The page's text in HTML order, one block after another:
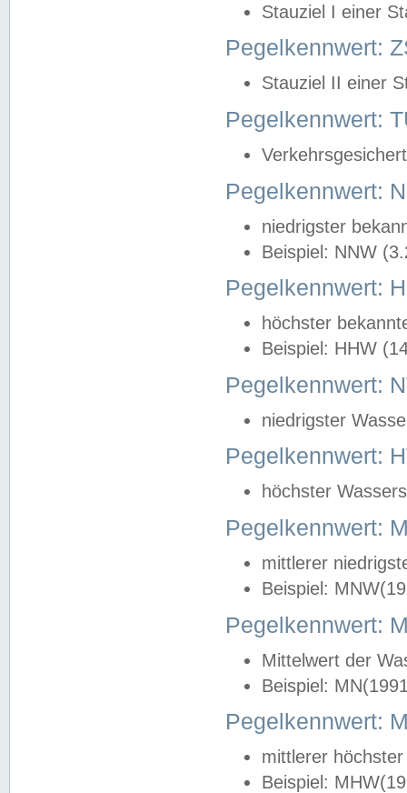
Stauziel I einer
Pegelkennwert:
Stauziel II einer
Pegelkennwert:
Pegelkennwert:
niedrigster
Beispiel: NNW
Pegelkennwert:
höchster
Beispiel: HHW
Pegelkennwert:
niedrigster
Pegelkennwert:
höchster
Pegelkennwert:
mittlerer
Beispiel:
Pegelkennwert:
Mittelwert der
Beispiel:
Pegelkennwert:
mittlerer
Beispiel: